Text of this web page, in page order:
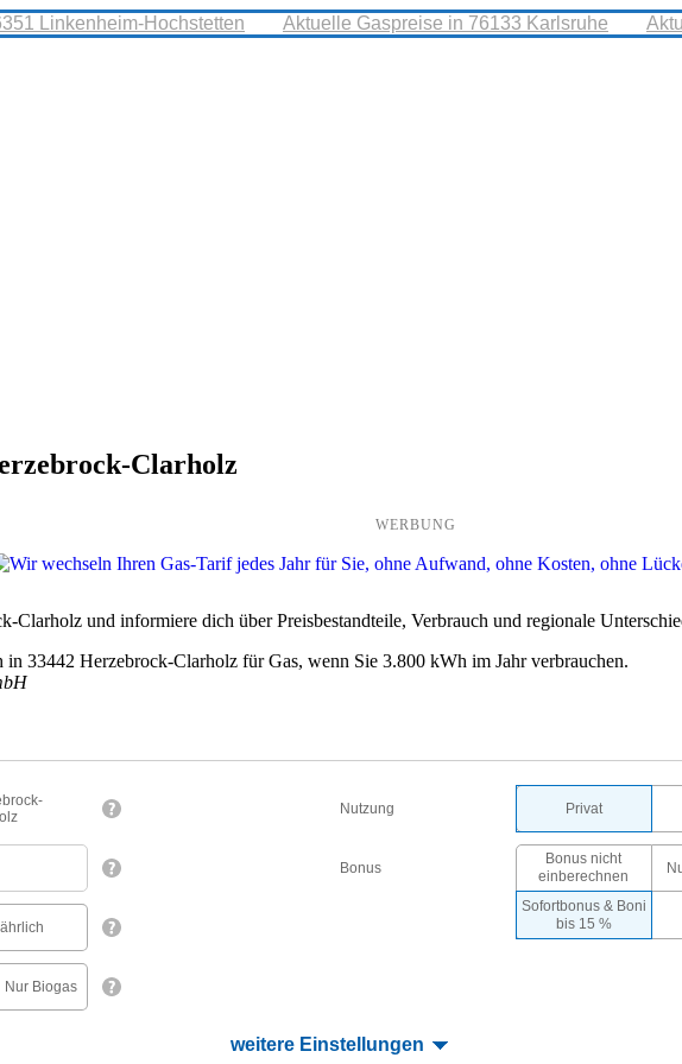
Linkenheim-Hochstetten Aktuelle Gaspreise in 76133 Karlsruhe
Clarholz
WERBUNG
Clarholz und informiere dich über Preisbestandteile, Verbrauch und regionale
33442 Herzebrock-Clarholz für Gas, wenn Sie 3.800 kWh im Jahr verbrauchen.